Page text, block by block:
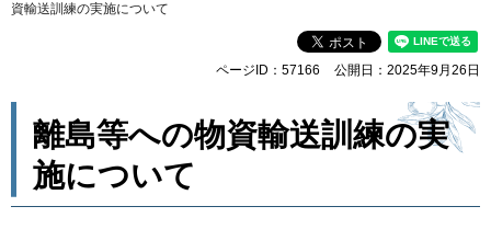
資輸送訓練の実施について
ページID：57166 公開日：2025年9月26日
離島等への物資輸送訓練の実
施について